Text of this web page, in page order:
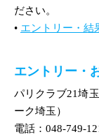
ださい。
• エントリー・結
エントリー・
パリクラブ21埼
ーク埼玉）
電話：048-749-